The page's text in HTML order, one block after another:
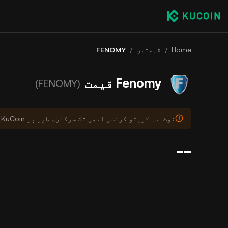
Home
/ قیمتیں /
FENOMY
Fenomy قیمت (FENOMY)
نوٹ: یہ کرپٹو کرنسی ابھی تک سرکاری طور پر KuCoin پر درج نہیں ہوئی ہے۔
--